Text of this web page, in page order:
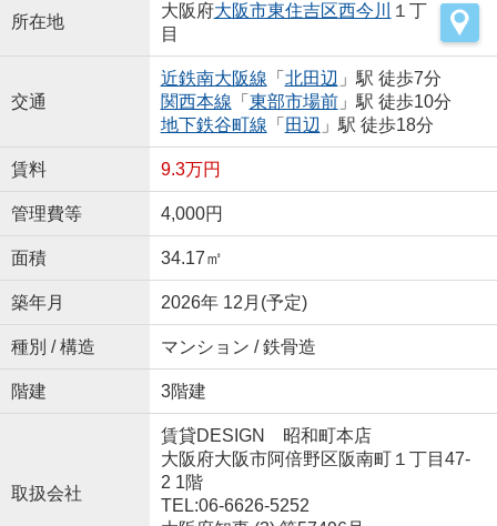
所在地
大阪府大阪市東住吉区西今川 １丁
目
交通
近鉄南大阪線 「 北田辺 」駅 徒歩7分
関西本線 「 東部市場前」駅 徒歩10分
地下鉄谷町線 「 田辺 」駅 徒歩18分
賃料 9.3万円
管理費等 4,000円
面積 34.17㎡
築年月 2026年 12月(予定)
種別 / 構造 マンション / 鉄骨造
階建 3階建
取扱会社
賃貸DESIGN 昭和町本店
大阪府大阪市阿倍野区阪南町１丁目47-
2 1階
TEL:06-6626-5252